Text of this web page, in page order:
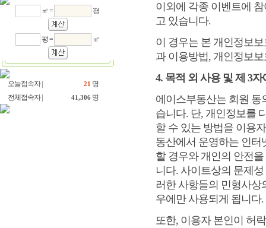
㎡ = 평
평 = ㎡
오늘접속자 | 21 명
전체접속자 |
41,306 명
이외에 각종 이벤트에
고 있습니다.
이 경우는 본 개인정보보
과 이용방법, 개인정보
4. 목적 외 사용 및 제 3
에이스부동산는 회원 동
습니다. 단, 개인정보를
할 수 있는 방법을 이용
동산에서 운영하는 인터
할 경우와 개인의 안전
니다. 사이트상의 문제
러한 사항들의 민형사상
우에만 사용되게 됩니다.
또한, 이용자 본인이 허